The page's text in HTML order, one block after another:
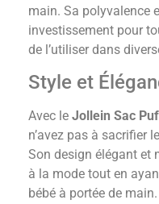
main. Sa polyvalence
investissement pour
de l’utiliser dans
Style et
Avec le Jollein Sac
n’avez pas à sacrifier
Son design élégant et
à la mode tout en
bébé à portée de